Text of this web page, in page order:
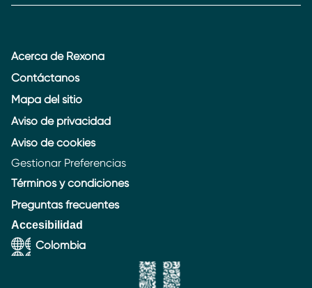
Acerca de Rexona
Contáctanos
Mapa del sitio
Aviso de privacidad
Aviso de cookies
Gestionar Preferencias
Términos y condiciones
Preguntas frecuentes
Accesibilidad
Colombia